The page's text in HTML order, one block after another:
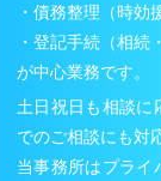
・債務整理（時効
・登記手続（相続
が中心業務です。
土日祝日も相談に
でのご相談にも対
当事務所はプライ